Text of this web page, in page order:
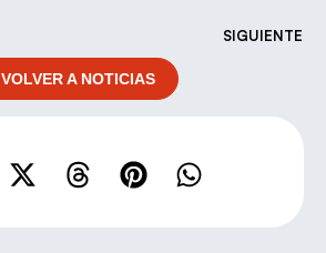
SIGUIENTE
VOLVER A NOTICIAS